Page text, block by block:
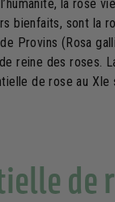
la rose
bienfaits, sont la
Provins (Rosa
reine des roses.
de rose au
de